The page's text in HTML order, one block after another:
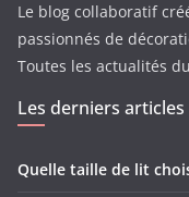
Le blog collaboratif
passionnés de
Toutes les actualités
Les derniers articles
Quelle taille de lit